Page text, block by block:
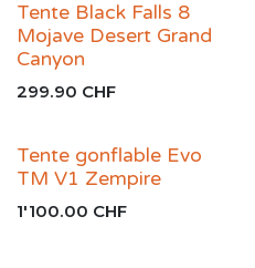
Tente Black Falls 8
Mojave Desert Grand
Canyon
299.90 CHF
Tente gonflable Evo
TM V1 Zempire
1'100.00 CHF